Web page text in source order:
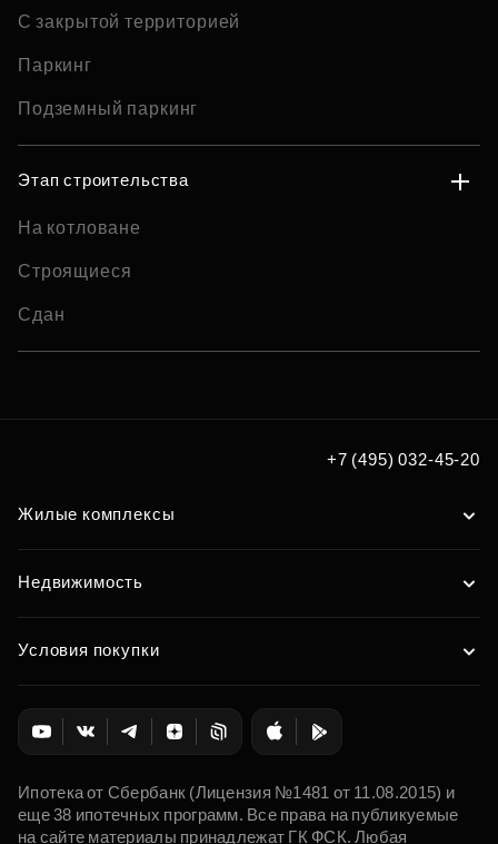
С закрытой территорией
Паркинг
Подземный паркинг
Этап строительства
На котловане
Строящиеся
Сдан
+7 (495) 032-45-20
Жилые комплексы
Недвижимость
Условия покупки
Ипотека от Сбербанк (Лицензия №1481 от 11.08.2015) и
еще 38 ипотечных программ. Все права на публикуемые
на сайте материалы принадлежат ГК ФСК. Любая